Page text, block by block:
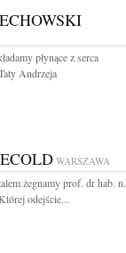
płynące z serca
Andrzeja
WARSZAWA
żegnamy prof. dr hab. n.
odejście...